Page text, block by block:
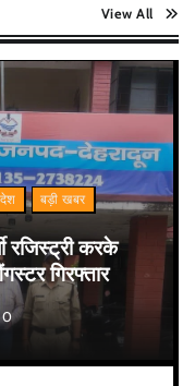
View All
बड़ी खबर
रजिस्ट्री करके
गिरफ्तार
0